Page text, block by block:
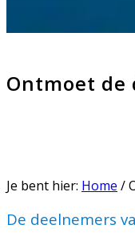
Ontmoet de
Je bent hier: Home /
De deelnemers